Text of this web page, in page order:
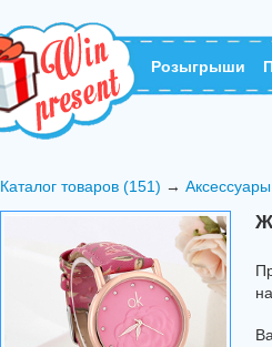
Розыгрыши
Каталог товаров (151) →